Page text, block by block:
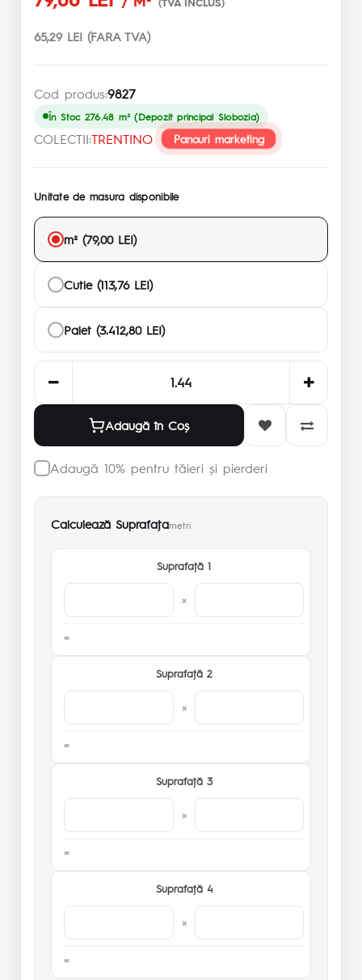
65,29 LEI (FARA TVA)
Cod produs:9827
În Stoc 276.48 m² (Depozit principal Slobozia)
COLECTII:TRENTINO Panouri marketing
Unitate de masura disponibile
m² (79,00 LEI)
Cutie (113,76 LEI)
Palet (3.412,80 LEI)
Adaugă în Coş
Adaugă 10% pentru tăieri și pierderi
Calculează Suprafaţametri
Suprafaţă 1
×
Suprafaţă 2
×
Suprafaţă 3
×
Suprafaţă 4
×